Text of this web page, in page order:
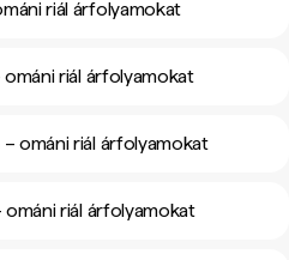
riál árfolyamokat
riál árfolyamokat
ománi riál árfolyamokat
riál árfolyamokat